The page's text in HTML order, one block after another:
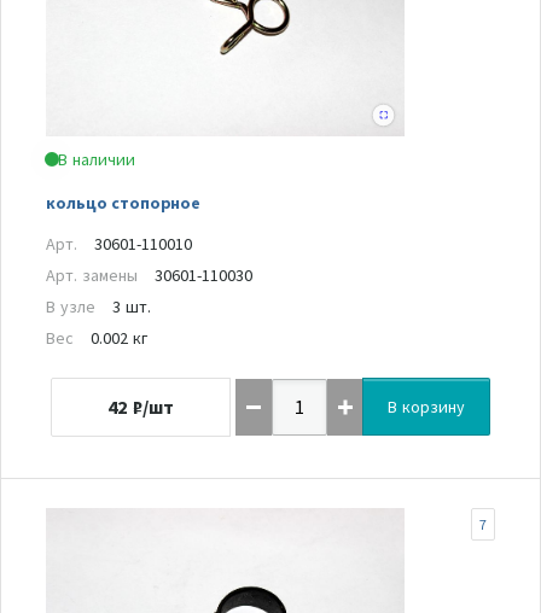
В наличии
кольцо стопорное
Арт.
30601-110010
Арт. замены
30601-110030
В узле
3 шт.
Вес
0.002 кг
42 ₽/шт В корзину
7